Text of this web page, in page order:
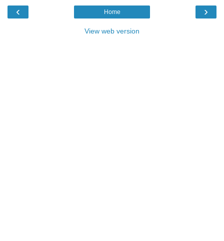
‹ ›
Home
View web version